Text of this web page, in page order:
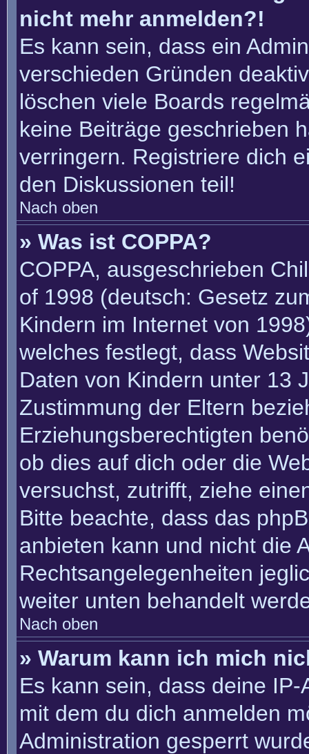
nicht mehr anmelden?!
Es kann sein, dass ein
verschieden Gründen
löschen viele Boards
keine Beiträge geschrieben
verringern. Registriere dich
den Diskussionen teil!
Nach oben
» Was ist COPPA?
COPPA, ausgeschrieben
of 1998 (deutsch: Gesetz
Kindern im Internet von
welches festlegt, dass
Daten von Kindern unter 13
Zustimmung der Eltern
Erziehungsberechtigten
ob dies auf dich oder die
versuchst, zutrifft, ziehe
Bitte beachte, dass das
anbieten kann und nicht die
Rechtsangelegenheiten
weiter unten behandelt
Nach oben
» Warum kann ich mich
Es kann sein, dass deine
mit dem du dich anmelden
Administration gesperrt